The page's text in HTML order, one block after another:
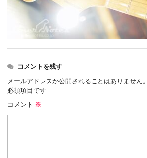
コメントを残す
メールアドレスが公開されることはありません。
必須項目です
コメント ※